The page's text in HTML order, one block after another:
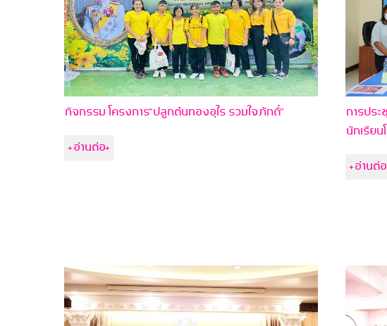
กิจกรรม โครงการ"ปลูกต้นทองอุไร รวมใจภักดิ์"
+อ่านต่อ+
การปร
นักเรีย
+อ่านต่